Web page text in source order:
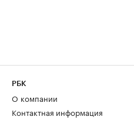
РБК
О компании
Контактная информация